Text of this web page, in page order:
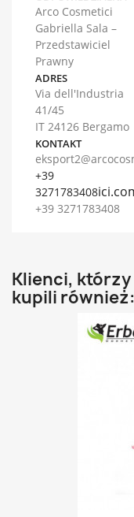
Arco Cosmetici
Gabriella Sala –
Przedstawiciel
Prawny
ADRES
Via dell'Industria
41/45
IT 24126 Bergamo
KONTAKT
+39
3271783408
+39 3271783408
Klienci,
kupili również: